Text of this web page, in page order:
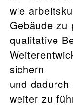
wie
Gebäude zu
qualitative
sichern
und
weiter zu